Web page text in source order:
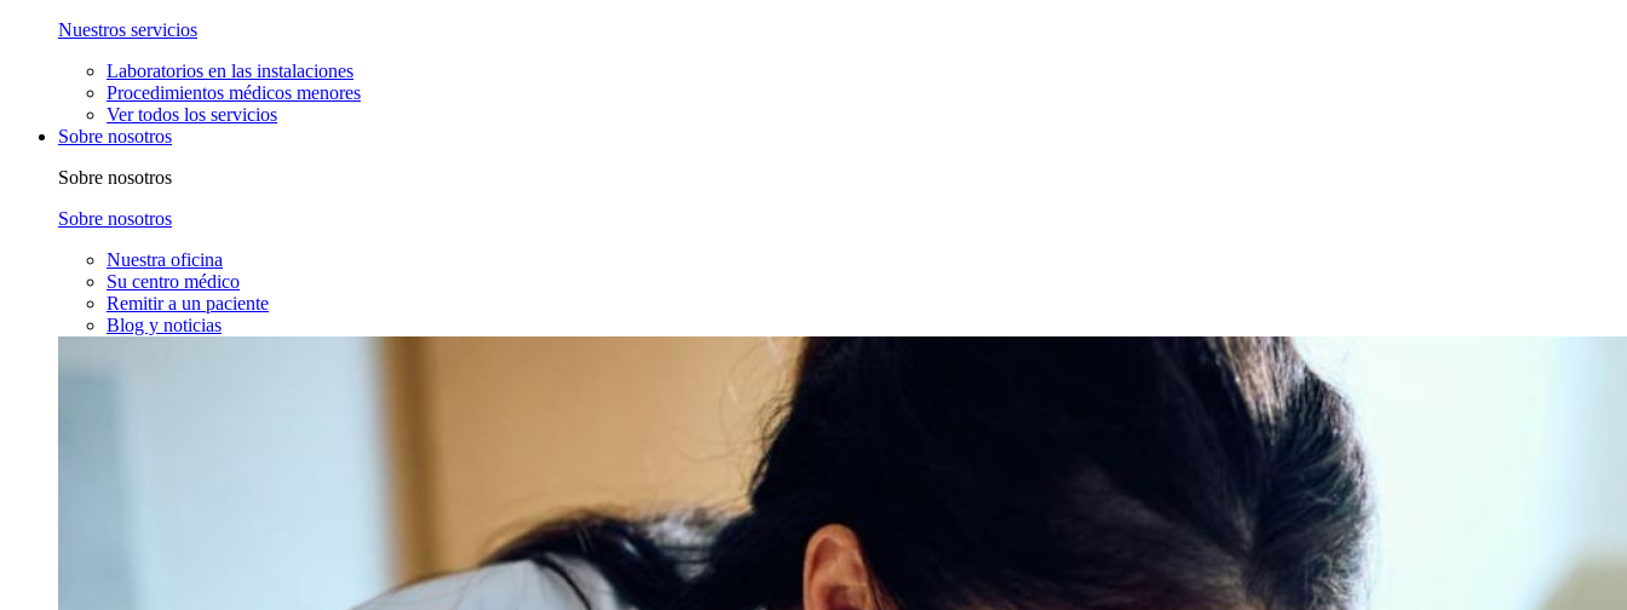
Nuestros servicios
Laboratorios en las instalaciones
Procedimientos médicos menores
Ver todos los servicios
Sobre nosotros
Sobre nosotros
Sobre nosotros
Nuestra oficina
Su centro médico
Remitir a un paciente
Blog y noticias